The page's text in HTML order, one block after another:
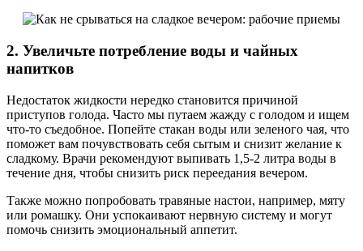
2. Увеличьте потребление воды и чайных
напитков
Недостаток жидкости нередко становится причиной
приступов голода. Часто мы путаем жажду с голодом и ищем
что-то съедобное. Попейте стакан воды или зеленого чая, что
поможет вам почувствовать себя сытым и снизит желание к
сладкому. Врачи рекомендуют выпивать 1,5-2 литра воды в
течение дня, чтобы снизить риск переедания вечером.
Также можно попробовать травяные настои, например, мяту
или ромашку. Они успокаивают нервную систему и могут
помочь снизить эмоциональный аппетит.